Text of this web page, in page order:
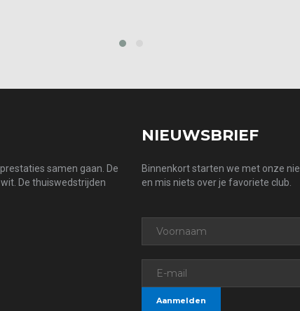
prev
samen gaan. De
De thuiswedstrijden
NIEUWSBRIEF
Binnenkort starten we met onze
en mis niets over je favoriete club.